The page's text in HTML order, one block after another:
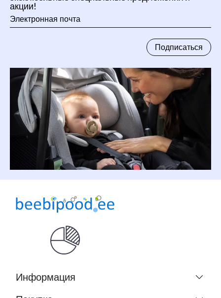
акции!
Электронная
почта
Информация